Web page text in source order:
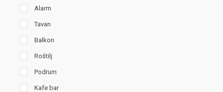
Alarm
Tavan
Balkon
Roštilj
Podrum
Kafe bar